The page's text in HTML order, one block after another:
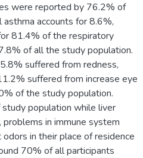
were reported by 76.2% of
accounts for 8.6%,
81.4% of the respiratory
of all the study population.
suffered from redness,
suffered from increase eye
of the study population.
population while liver
in immune system
in their place of residence
70% of all participants